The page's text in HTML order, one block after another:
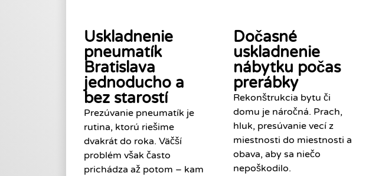
Uskladnenie
pneumatík
Bratislava
jednoducho a
bez starostí
Prezúvanie pneumatík je
rutina, ktorú riešime
dvakrát do roka. Väčší
problém však často
prichádza až potom – kam
Dočasné
uskladnenie
nábytku počas
prerábky
Rekonštrukcia bytu či
domu je náročná. Prach,
hluk, presúvanie vecí z
miestnosti do miestnosti a
obava, aby sa niečo
nepoškodilo.